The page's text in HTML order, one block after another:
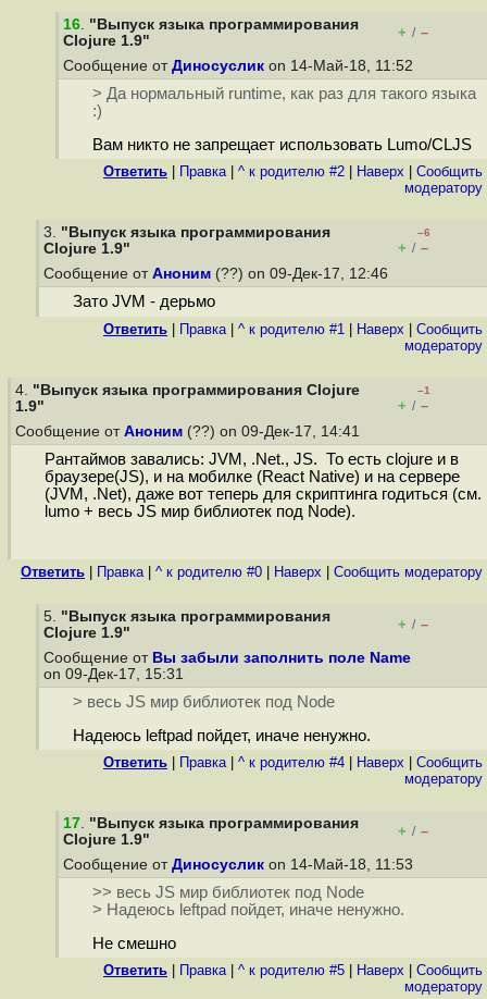
16. "Выпуск языка программирования
Clojure 1.9"
+ / –
Сообщение от Диносуслик on 14-Май-18, 11:52
> Да нормальный runtime, как раз для такого языка
:)
Вам никто не запрещает использовать Lumo/CLJS
Ответить Правка| ^ к родителю #2 Наверх
Cообщить
модератору
3. "Выпуск языка программирования
Clojure 1.9"
–6
+ / –
Сообщение от Аноним (??) on 09-Дек-17, 12:46
Зато JVM - дерьмо
Ответить Правка| ^ к родителю #1 Наверх
Cообщить
модератору
4. "Выпуск языка программирования Clojure
1.9"
–1
+ / –
Сообщение от Аноним (??) on 09-Дек-17, 14:41
Рантаймов завались: JVM, .Net., JS. То есть clojure и в
браузере(JS), и на мобилке (React Native) и на сервере
(JVM, .Net), даже вот теперь для скриптинга годиться (см.
lumo + весь JS мир библиотек под Node).
Ответить Правка| ^ к родителю #0 Наверх Cообщить модератору
5. "Выпуск языка программирования
Clojure 1.9"
+ / –
Сообщение от Вы забыли заполнить поле Name
on 09-Дек-17, 15:31
> весь JS мир библиотек под Node
Надеюсь leftpad пойдет, иначе ненужно.
Ответить Правка| ^ к родителю #4 Наверх
Cообщить
модератору
17. "Выпуск языка программирования
Clojure 1.9"
+ / –
Сообщение от Диносуслик on 14-Май-18, 11:53
>> весь JS мир библиотек под Node
> Надеюсь leftpad пойдет, иначе ненужно.
Не смешно
Ответить Правка| ^ к родителю #5 Наверх
Cообщить
модератору